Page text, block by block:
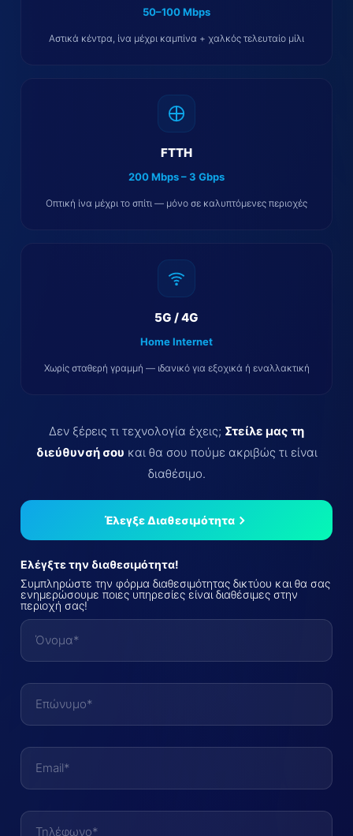
50–100 Mbps
Αστικά κέντρα, ίνα μέχρι καμπίνα + χαλκός τελευταίο μίλι
FTTH
200 Mbps – 3 Gbps
Οπτική ίνα μέχρι το σπίτι — μόνο σε καλυπτόμενες περιοχές
5G / 4G
Home Internet
Χωρίς σταθερή γραμμή — ιδανικό για εξοχικά ή εναλλακτική
Δεν ξέρεις τι τεχνολογία έχεις; Στείλε μας τη
διεύθυνσή σου και θα σου πούμε ακριβώς τι είναι
διαθέσιμο.
Έλεγξε Διαθεσιμότητα
Ελέγξτε την διαθεσιμότητα!
Συμπληρώστε την φόρμα διαθεσιμότητας δικτύου και θα σας
ενημερώσουμε ποιες υπηρεσίες είναι διαθέσιμες στην
περιοχή σας!